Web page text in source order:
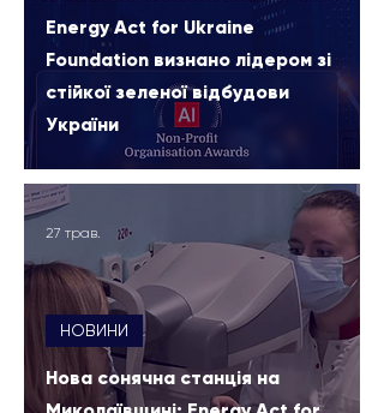
Energy Act for Ukraine
Foundation визнано лідером зі
стійкої зеленої відбудови
України
Нова сонячна станція на
НОВИНИ
27 трав.